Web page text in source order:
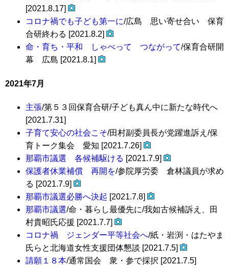
[2021.8.17]
コロナ禍でも子ども第一に/広島 思い寄せ合い 保育
合研終わる [2021.8.2]
命・育ち・平和 しゃべって つながって/保育合研開
幕 広島 [2021.8.1]
2021年7月
主張/第５３回保育合研/子ども真ん中に新たな時代へ
[2021.7.31]
子育て安心の社会こそ/田村副委員長が党躍進訴え/保
育トーク集会 愛知 [2021.7.26]
那覇市議選 各候補駆ける [2021.7.9]
保護者休業補償 再開を/参院厚労委 倉林議員が求め
る [2021.7.9]
那覇市議選必勝へ決起 [2021.7.8]
那覇市議選/命・暮らし最優先に/我如古候補訴え、田
村貴昭氏応援 [2021.7.7]
コロナ禍 ジェンダー平等社会へ/紙・岩渕・はたやま
氏らと北海道女性支援団体懇談 [2021.7.5]
請願１８本/通常国会 衆・参で採択 [2021.7.5]